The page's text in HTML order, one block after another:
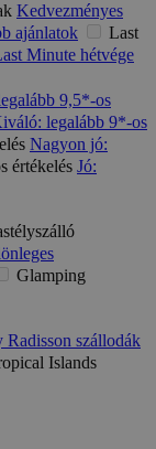
Kedvezményes
ajánlatok
Last
Minute hétvége
9,5*-os
legalább 9*-os
Nagyon jó:
értékelés Jó:
Glamping
Radisson szállodák
Islands